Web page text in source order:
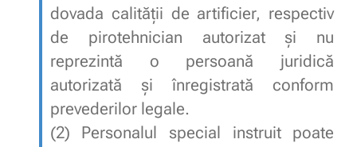
dovada calităţii de artificier, respectiv
de pirotehnician autorizat şi nu
reprezintă o persoană juridică
autorizată şi înregistrată conform
prevederilor legale.
(2) Personalul special instruit poate